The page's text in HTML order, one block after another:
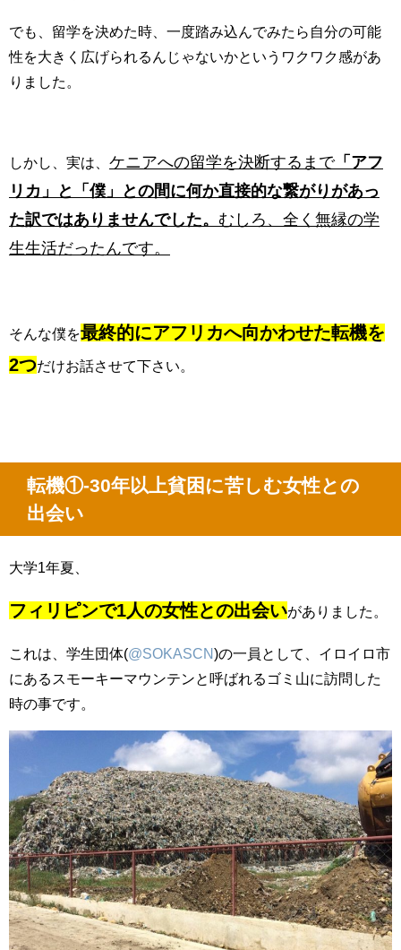
でも、留学を決めた時、一度踏み込んでみたら自分の可能
性を大きく広げられるんじゃないかというワクワク感があ
りました。
しかし、実は、 ケニアへの留学を決断するまで「アフ
リカ」と「僕」との間に何か直接的な繋がりがあっ
た訳ではありませんでした。 むしろ、全く無縁の学
生生活だったんです。
そんな僕を最終的にアフリカへ向かわせた転機を
2つだけお話させて下さい。
転機①-30年以上貧困に苦しむ女性との
出会い
大学1年夏、
フィリピンで1人の女性との出会いがありました。
これは、学生団体(@SOKASCN)の一員として、イロイロ市
にあるスモーキーマウンテンと呼ばれるゴミ山に訪問した
時の事です。